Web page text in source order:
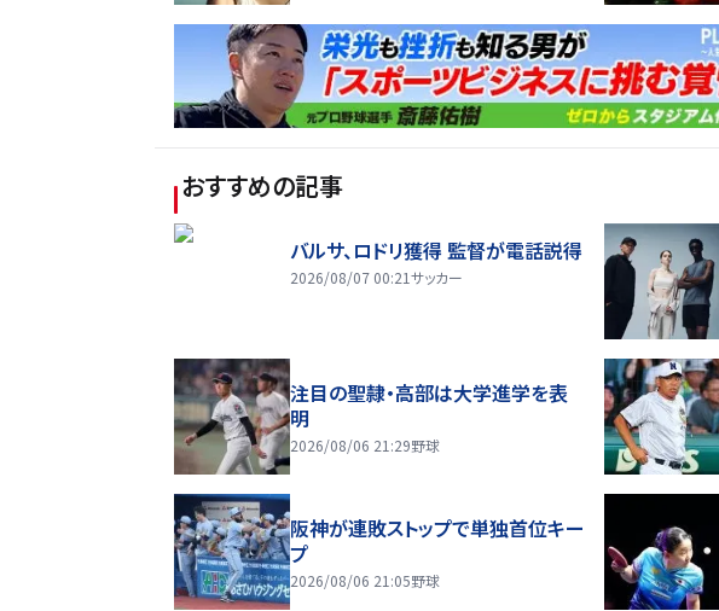
おすすめの記事
バルサ、ロドリ獲得 監督が電話説得
2026/08/07 00:21サッカー
注目の聖隷・高部は大学進学を表
明
2026/08/06 21:29野球
阪神が連敗ストップで単独首位キー
プ
2026/08/06 21:05野球